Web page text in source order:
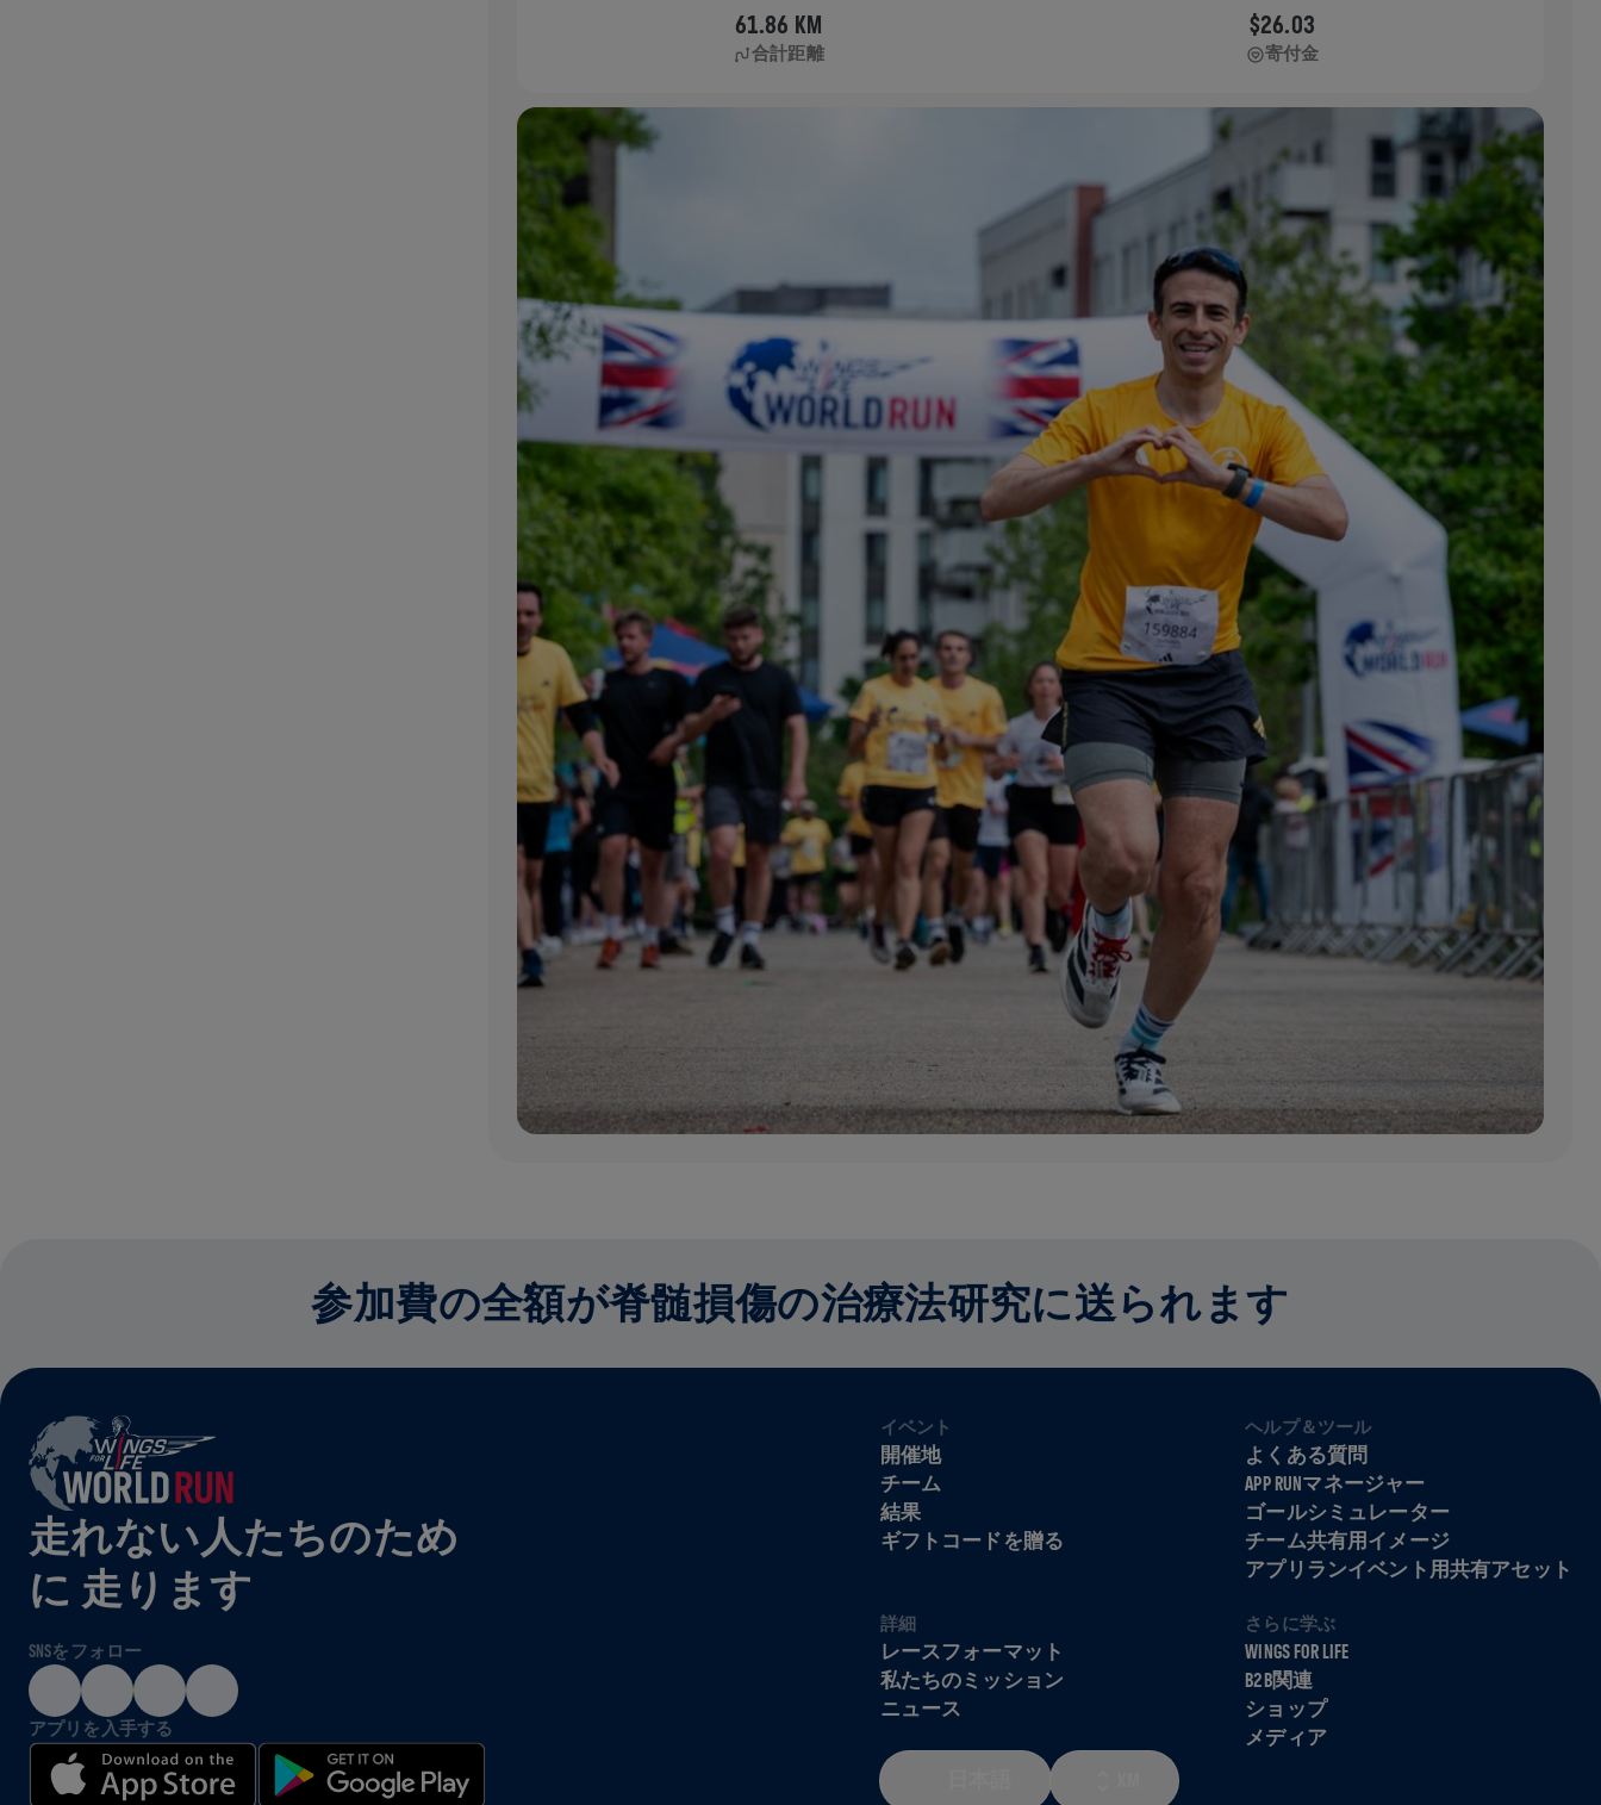
61.86 KM
合計距離
$26.03
寄付金
参加費の全額が脊髄損傷の治療法研究に送られます
走れない人たちのため
に 走ります
SNSをフォロー
アプリを入手する
イベント
開催地
チーム
結果
ギフトコードを贈る
ヘルプ＆ツール
よくある質問
APP RUNマネージャー
ゴールシミュレーター
チーム共有用イメージ
アプリランイベント用共有アセット
詳細
レースフォーマット
私たちのミッション
ニュース
さらに学ぶ
WINGS FOR LIFE
B2B関連
ショップ
メディア